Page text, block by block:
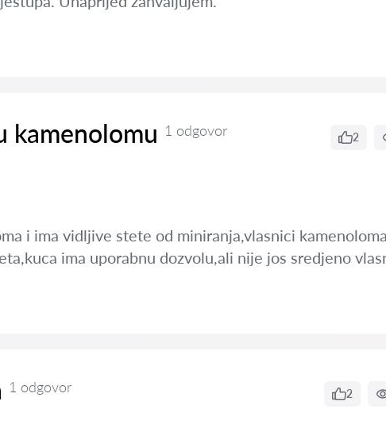
kamenolomu 1 odgovor 2
i ima vidljive stete od miniranja,vlasnici
ima uporabnu dozvolu,ali nije jos sredjeno
1 odgovor 2